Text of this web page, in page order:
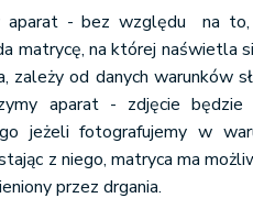
aparat - bez względu na
matrycę, na której naświetla
zależy od danych warunków
aparat - zdjęcie będzie
jeżeli fotografujemy w
z niego, matryca ma
przez drgania.